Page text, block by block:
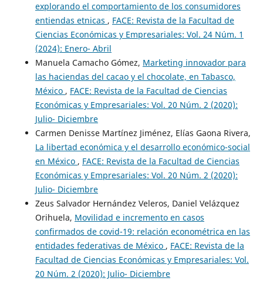
explorando el comportamiento de los consumidores
entiendas etnicas , FACE: Revista de la Facultad de
Ciencias Económicas y Empresariales: Vol. 24 Núm. 1
(2024): Enero- Abril
Manuela Camacho Gómez, Marketing innovador para
las haciendas del cacao y el chocolate, en Tabasco,
México , FACE: Revista de la Facultad de Ciencias
Económicas y Empresariales: Vol. 20 Núm. 2 (2020):
Julio- Diciembre
Carmen Denisse Martínez Jiménez, Elías Gaona Rivera,
La libertad económica y el desarrollo económico-social
en México , FACE: Revista de la Facultad de Ciencias
Económicas y Empresariales: Vol. 20 Núm. 2 (2020):
Julio- Diciembre
Zeus Salvador Hernández Veleros, Daniel Velázquez
Orihuela, Movilidad e incremento en casos
confirmados de covid-19: relación econométrica en las
entidades federativas de México , FACE: Revista de la
Facultad de Ciencias Económicas y Empresariales: Vol.
20 Núm. 2 (2020): Julio- Diciembre